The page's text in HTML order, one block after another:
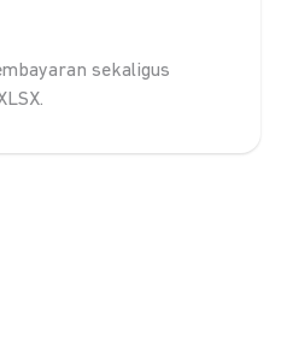
sekaligus